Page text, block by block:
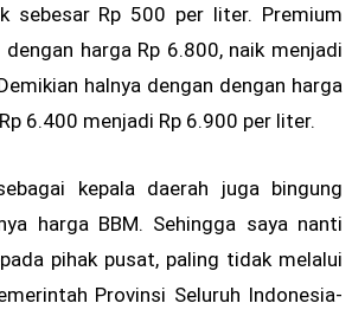
sebesar Rp 500 per liter. Premium
harga Rp 6.800, naik menjadi
halnya dengan dengan harga
6.400 menjadi Rp 6.900 per liter.
kepala daerah juga bingung
harga BBM. Sehingga saya nanti
pihak pusat, paling tidak melalui
Provinsi Seluruh Indonesia-